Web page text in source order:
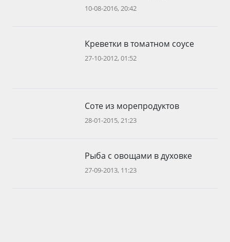
10-08-2016, 20:42
Креветки в томатном соусе
27-10-2012, 01:52
Соте из морепродуктов
28-01-2015, 21:23
Рыба с овощами в духовке
27-09-2013, 11:23